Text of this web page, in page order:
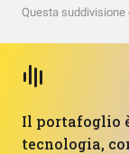
Questa suddivisione
Il portafoglio
tecnologia,